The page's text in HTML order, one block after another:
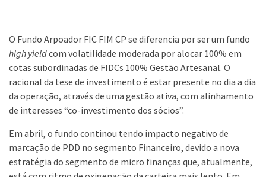
O Fundo Arpoador FIC FIM CP se diferencia por ser um fundo
high yieldcom volatilidade moderada por alocar 100% em
cotas subordinadas de FIDCs 100% Gestão Artesanal. O
racional da tese de investimento é estar presente no dia a dia
da operação, através de uma gestão ativa, com alinhamento
de interesses “co-investimento dos sócios”.
Em abril, o fundo continou tendo impacto negativo de
marcação de PDD no segmento Financeiro, devido a nova
estratégia do segmento de micro finanças que, atualmente,